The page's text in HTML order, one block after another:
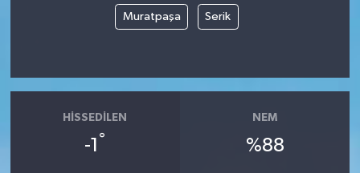
Muratpaşa Serik
HISSEDILEN
-1 °
NEM
%88